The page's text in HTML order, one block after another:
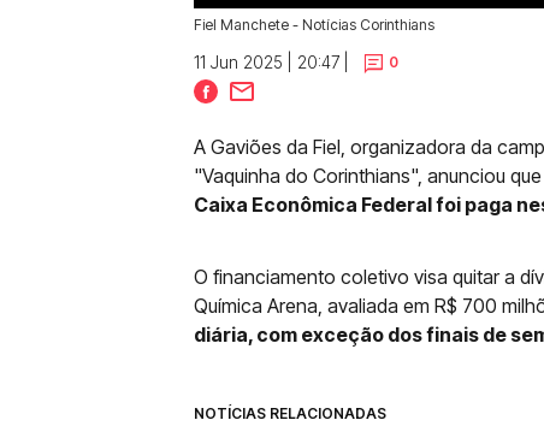
Fiel Manchete - Notícias Corinthians
11 Jun 2025 | 20:47 | 0
A Gaviões da Fiel, organizadora da
"Vaquinha do Corinthians", anunciou
Caixa Econômica Federal foi paga
O financiamento coletivo visa quitar a
Química Arena, avaliada em R$ 700
diária, com exceção dos finais de
NOTÍCIAS RELACIONADAS